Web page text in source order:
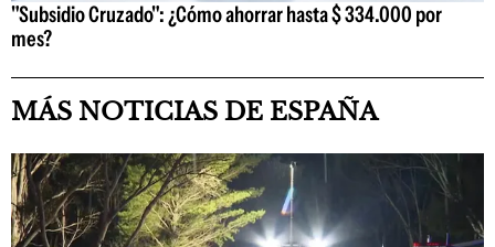
"Subsidio Cruzado": ¿Cómo ahorrar hasta $ 334.000 por
mes?
MÁS NOTICIAS DE ESPAÑA